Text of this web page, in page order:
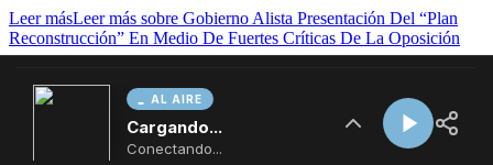
AL AIRE
Cargando...
Conectando...